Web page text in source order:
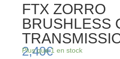
FTX ZORRO
BRUSHLESS
2,40€
Plus que 1 en stock